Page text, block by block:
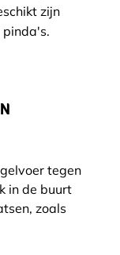
zijn
pinda's.
tegen
in de buurt
zoals